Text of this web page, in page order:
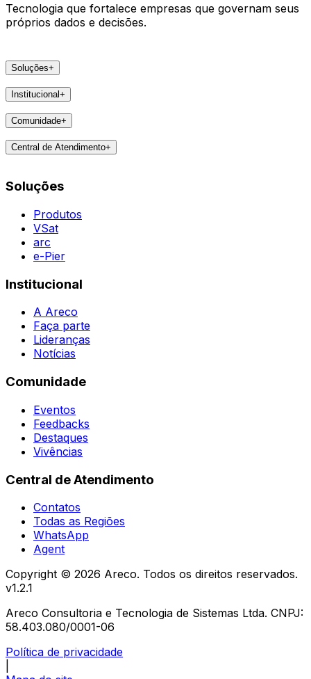
Tecnologia que fortalece empresas que governam seus
próprios dados e decisões.
Soluções+
Produtos
arc
Institucional+
A Areco
Lideranças
Comunidade+
Eventos
Vivências
Central de Atendimento+
Todas as Regiões
Agent
Soluções
Produtos
VSat
arc
e-Pier
Institucional
A Areco
Faça parte
Lideranças
Notícias
Comunidade
Eventos
Feedbacks
Destaques
Vivências
Central de Atendimento
Contatos
Todas as Regiões
WhatsApp
Agent
Copyright © 2026 Areco. Todos os direitos reservados.
v1.2.1
Areco Consultoria e Tecnologia de Sistemas Ltda. CNPJ:
58.403.080/0001-06
Política de privacidade